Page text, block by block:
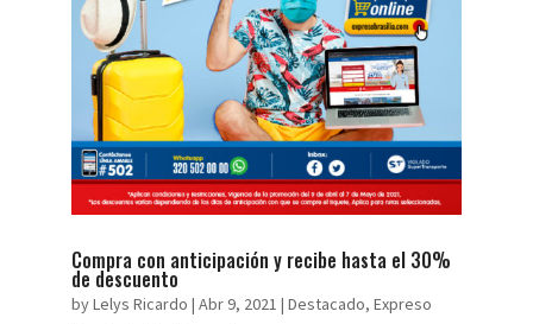
Compra con anticipación y recibe hasta el 30%
de descuento
byLelys Ricardo | Abr 9, 2021 | Destacado, Expreso